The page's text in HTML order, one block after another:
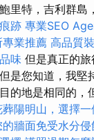
里特，吉利群島
跡 專業SEO
業推薦 高品質
味 但是真正的
是您知道，我堅
的地是相同的，
葬陽明山，選擇
牆面免受水分侵